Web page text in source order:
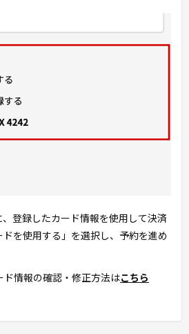
登録したカード情報を使用して決済
を使用する」を選択し、予約を進め
情報の確認・修正方法はこちら